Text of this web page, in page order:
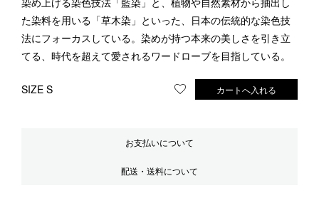
た染料を用いる「草木染」といった、日本の伝統的な染色技
法にフォーカスしている。染めが持つ本来の美しさを引き立
てる、時代を超えて愛されるワードローブを目指している。
SIZE S お気に入りに登録する
カートへ入れる
お支払いについて
配送・送料について